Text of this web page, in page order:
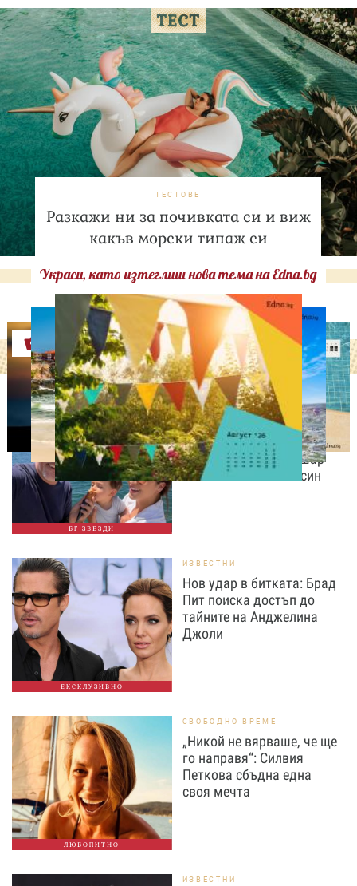
ТЕСТОВЕ
Разкажи ни за почивката си и виж
какъв морски типаж си
Украси, като изтеглиш нова тема на Edna.bg
Оферти
БГ ЗВЕЗДИ
ИЗВЕСТНИ
Любомира Башева
разтопи мрежата с най-
нежните кадри с Башар
Рахал и малкия им син
ЕКСКЛУЗИВНО
ИЗВЕСТНИ
Нов удар в битката: Брад
Пит поиска достъп до
тайните на Анджелина
Джоли
ЛЮБОПИТНО
СВОБОДНО ВРЕМЕ
„Никой не вярваше, че ще
го направя“: Силвия
Петкова сбъдна една
своя мечта
ИЗВЕСТНИ